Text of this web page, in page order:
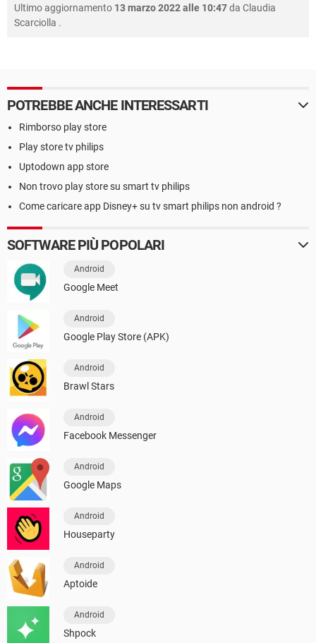
Ultimo aggiornamento 13 marzo 2022 alle 10:47da Claudia
Scarciolla .
POTREBBE ANCHE INTERESSARTI
Rimborso play store
Play store tv philips
Uptodown app store
Non trovo play store su smart tv philips
Come caricare app Disney+ su tv smart philips non android ?
SOFTWARE PIÙ POPOLARI
Android
Google Meet
Android
Google Play Store (APK)
Android
Brawl Stars
Android
Facebook Messenger
Android
Google Maps
Android
Houseparty
Android
Aptoide
Android
Shpock